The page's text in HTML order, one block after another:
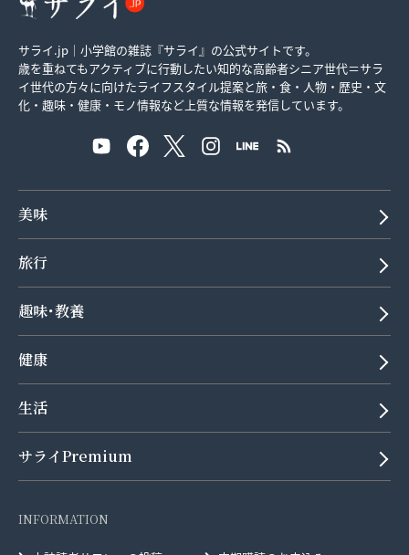
サライ.jp｜小学館の雑誌『サライ』の公式サイトです。
歳を重ねてもアクティブに行動したい知的な高齢者シニア世代＝サラ
イ世代の方々に向けたライフスタイル提案と旅・食・人物・歴史・文
化・趣味・健康・モノ情報など上質な情報を発信しています。
美味
旅行
趣味･教養
健康
生活
サライPremium
INFORMATION